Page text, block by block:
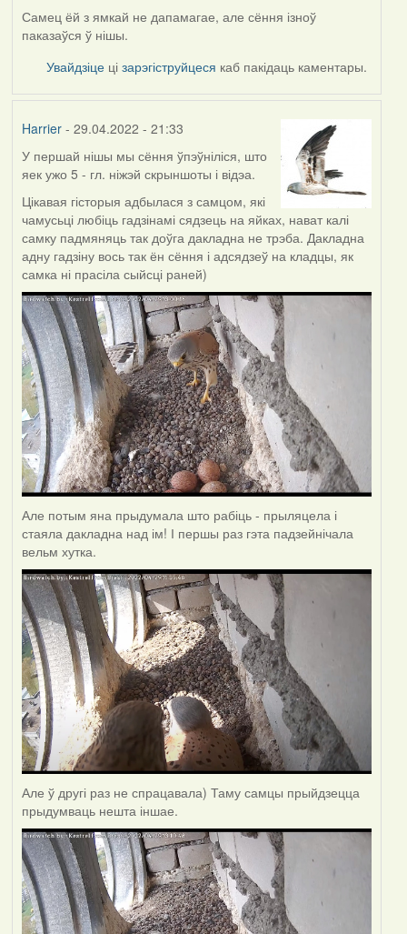
Самец ёй з ямкай не дапамагае, але сёння ізноў
паказаўся ў нішы.
Увайдзіце цізарэгіструйцеся каб пакідаць каментары.
Harrier- 29.04.2022 - 21:33
У першай нішы мы сёння ўпэўніліся, што
яек ужо 5 - гл. ніжэй скрыншоты і відэа.
Цікавая гісторыя адбылася з самцом, які
чамусьці любіць гадзінамі сядзець на яйках, нават калі
самку падмяняць так доўга дакладна не трэба. Дакладна
адну гадзіну вось так ён сёння і адсядзеў на кладцы, як
самка ні прасіла сыйсці раней)
Але потым яна прыдумала што рабіць - прыляцела і
стаяла дакладна над ім! І першы раз гэта падзейнічала
вельм хутка.
Але ў другі раз не спрацавала) Таму самцы прыйдзецца
прыдумваць нешта іншае.